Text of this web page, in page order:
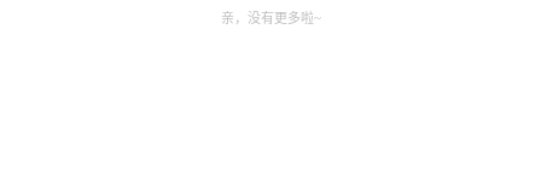
亲，没有更多啦~